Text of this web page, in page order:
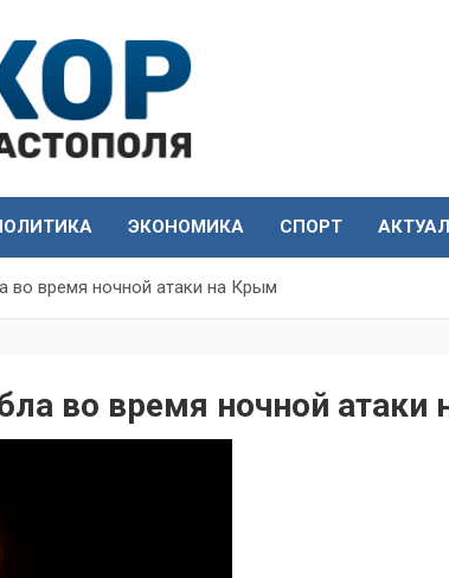
ЭКОНОМИКА СПОРТ
во время ночной атаки на Крым
во время ночной атаки